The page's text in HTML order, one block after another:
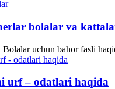
bolalar va
Bolalar uchun bahor fasli
urf – odatlari haqida